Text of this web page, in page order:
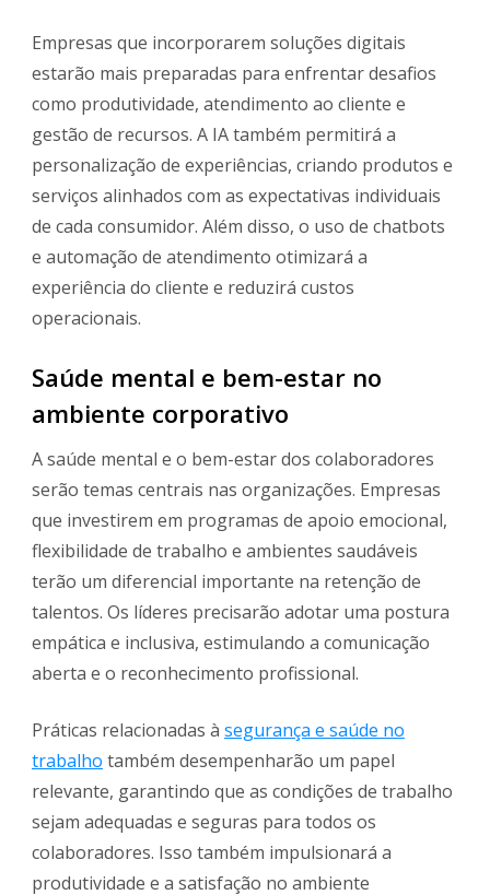
Empresas que incorporarem soluções digitais
estarão mais preparadas para enfrentar desafios
como produtividade, atendimento ao cliente e
gestão de recursos. A IA também permitirá a
personalização de experiências, criando produtos e
serviços alinhados com as expectativas individuais
de cada consumidor. Além disso, o uso de chatbots
e automação de atendimento otimizará a
experiência do cliente e reduzirá custos
operacionais.
Saúde mental e bem-estar no
ambiente corporativo
A saúde mental e o bem-estar dos colaboradores
serão temas centrais nas organizações. Empresas
que investirem em programas de apoio emocional,
flexibilidade de trabalho e ambientes saudáveis
terão um diferencial importante na retenção de
talentos. Os líderes precisarão adotar uma postura
empática e inclusiva, estimulando a comunicação
aberta e o reconhecimento profissional.
Práticas relacionadas à segurança e saúde no
trabalho também desempenharão um papel
relevante, garantindo que as condições de trabalho
sejam adequadas e seguras para todos os
colaboradores. Isso também impulsionará a
produtividade e a satisfação no ambiente